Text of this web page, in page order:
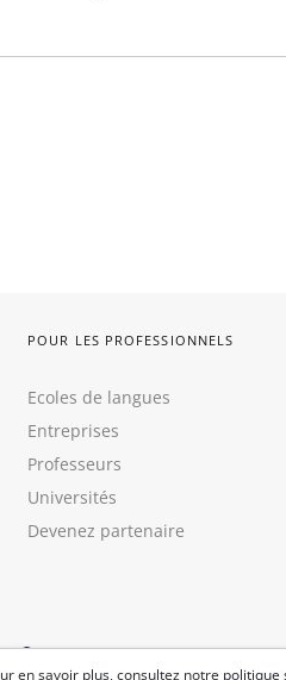
en savoir plus, consultez notre politique
POUR LES PROFESSIONNELS
Ecoles de langues
Entreprises
Professeurs
Universités
Devenez partenaire